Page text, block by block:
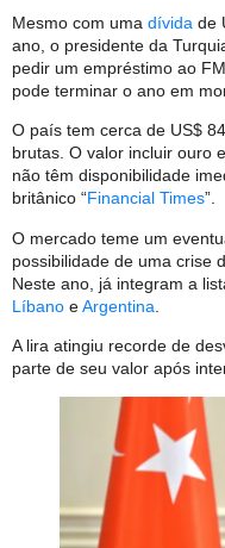
Mesmo com uma dívida de
ano, o presidente da
pedir um empréstimo ao
pode terminar o ano em
O país tem cerca de US$
brutas. O valor incluir ouro
não têm disponibilidade
britânico “Financial Times”.
O mercado teme um
possibilidade de uma crise
Neste ano, já integram a
Líbano eArgentina
A lira atingiu recorde de
parte de seu valor após